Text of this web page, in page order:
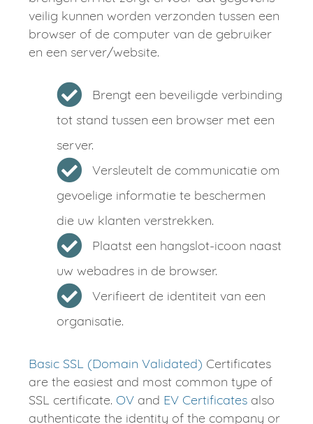
veilig kunnen worden verzonden tussen een
browser of de computer van de gebruiker
en een server/website.
Brengt een beveiligde verbinding
tot stand tussen een browser met een
server.
Versleutelt de communicatie om
gevoelige informatie te beschermen
die uw klanten verstrekken.
Plaatst een hangslot-icoon naast
uw webadres in de browser.
Verifieert de identiteit van een
organisatie.
Basic SSL (Domain Validated) Certificates
are the easiest and most common type of
SSL certificate. OV and EV Certificates also
authenticate the identity of the company or